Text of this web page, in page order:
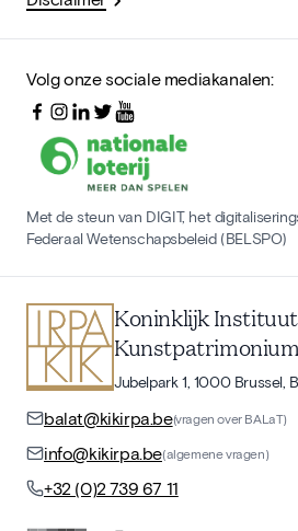
Volg onze sociale mediakanalen:
Met de steun van DIGIT, het
Federaal Wetenschapsbeleid (BELSPO)
Koninklijk
Kunstpatrimonium
Jubelpark 1, 1000 Brussel,
balat@kikirpa.be(vragen over BALaT)
info@kikirpa.be(algemene vragen)
+32 (0)2 739 67 11